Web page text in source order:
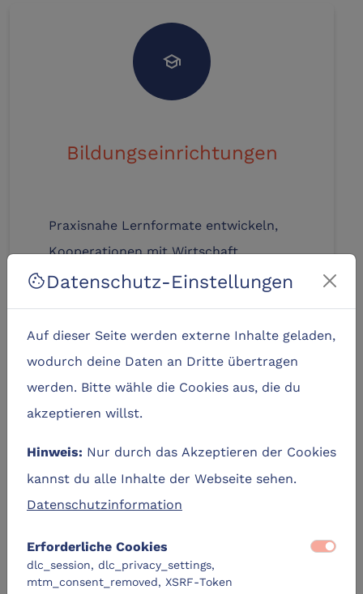
cookieDatenschutz-Einstellungen
Auf dieser Seite werden externe Inhalte geladen,
wodurch deine Daten an Dritte übertragen
werden. Bitte wähle die Cookies aus, die du
akzeptieren willst.
Hinweis: Nur durch das Akzeptieren der Cookies
kannst du alle Inhalte der Webseite sehen.
Datenschutzinformation
Erforderliche Cookies
dlc_session, dlc_privacy_settings,
mtm_consent_removed, XSRF-Token
school
Bildungseinrichtungen
Praxisnahe Lernformate entwickeln,
Kooperationen mit Wirtschaft
gestalten
Mehr erfahren
volunteer_activism